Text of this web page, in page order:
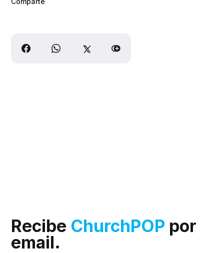
Recibe ChurchPOP por
email.